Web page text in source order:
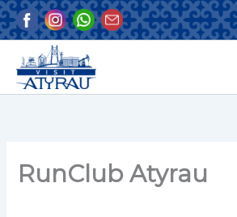
Skip
to
RunClub Atyrau